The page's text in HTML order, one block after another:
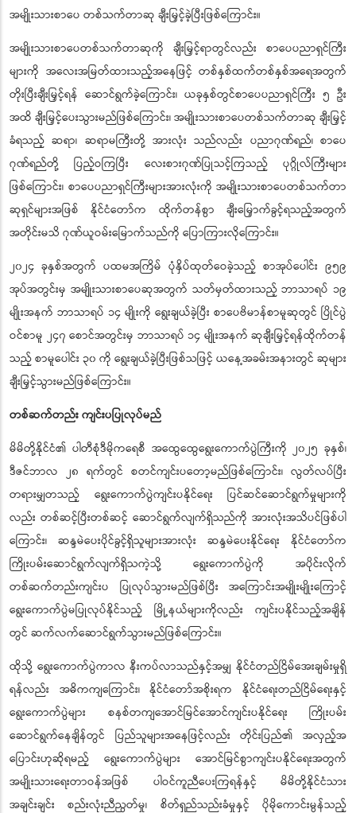
ချီးမြှင့်ပေးအပ်ခဲ့ကြောင်း၊ ယခင်နှစ်အထိ စာပေပညာရှင်ကြီး (၄၈)ဦးကို
အမျိုးသားစာပေတစ်သက်တာဆုကို ချီးမြှင့်ရာတွင်လည်း စာပေပညာရှင်ကြီး
များကို အလေးအမြတ်ထားသည့်အနေဖြင့် တစ်နှစ်ထက်တစ်နှစ်အရေအတွက်
တိုးပြီးချီးမြှင့်ရန် ဆောင်ရွက်ခဲ့ကြောင်း၊ ယခုနှစ်တွင်စာပေပညာရှင်ကြီး ၅ ဦး
အထိ ချီးမြှင့်ပေးသွားမည်ဖြစ်ကြောင်း၊ အမျိုးသားစာပေတစ်သက်တာဆု ချီးမြှင့်
ခံရသည့် ဆရာ၊ ဆရာမကြီးတို့ အားလုံး သည်လည်း ပညာဂုဏ်ရည်၊ စာပေ
ဂုဏ်ရည်တို့ ပြည့်ဝကြပြီး လေးစားဂုဏ်ပြုသင့်ကြသည့် ပုဂ္ဂိုလ်ကြီးများ
ဖြစ်ကြောင်း၊ စာပေပညာရှင်ကြီးများအားလုံးကို အမျိုးသားစာပေတစ်သက်တာ
ဆုရှင်များအဖြစ် နိုင်ငံတော်က ထိုက်တန်စွာ ချီးမြှောက်ခွင့်ရသည့်အတွက်
၂၀၂၄ ခုနှစ်အတွက် ပထမအကြိမ် ပုံနှိပ်ထုတ်ဝေခဲ့သည့် စာအုပ်ပေါင်း ၉၅၉
အုပ်အတွင်းမှ အမျိုးသားစာပေဆုအတွက် သတ်မှတ်ထားသည့် ဘာသာရပ် ၁၉
မျိုးအနက် ဘာသာရပ် ၁၄ မျိုးကို ရွေးချယ်ခဲ့ပြီး စာပေဗိမာန်စာမူဆုတွင် ပြိုင်ပွဲ
ဝင်စာမူ ၂၄၇ စောင်အတွင်းမှ ဘာသာရပ် ၁၄ မျိုးအနက် ဆုချီးမြှင့်ရန်ထိုက်တန်
သည့် စာမူပေါင်း ၃၀ ကို ရွေးချယ်ခဲ့ပြီးဖြစ်သဖြင့် ယနေ့အခမ်းအနားတွင် ဆုများ
မိမိတို့နိုင်ငံ၏ ပါတီစုံဒီမိုကရေစီ အထွေထွေရွေးကောက်ပွဲကြီးကို ၂၀၂၅ ခုနှစ်၊
ဒီဇင်ဘာလ ၂၈ ရက်တွင် စတင်ကျင်းပတော့မည်ဖြစ်ကြောင်း၊ လွတ်လပ်ပြီး
တရားမျှတသည့် ရွေးကောက်ပွဲကျင်းပနိုင်ရေး ပြင်ဆင်ဆောင်ရွက်မှုများကို
လည်း တစ်ဆင့်ပြီးတစ်ဆင့် ဆောင်ရွက်လျက်ရှိသည်ကို အားလုံးအသိပင်ဖြစ်ပါ
ကြောင်း၊ ဆန္ဒမဲပေးပိုင်ခွင့်ရှိသူများအားလုံး ဆန္ဒမဲပေးနိုင်ရေး နိုင်ငံတော်က
ကြိုးပမ်းဆောင်ရွက်လျက်ရှိသကဲ့သို့ ရွေးကောက်ပွဲကို အပိုင်းလိုက်
တစ်ဆက်တည်းကျင်းပ ပြုလုပ်သွားမည်ဖြစ်ပြီး အကြောင်းအမျိုးမျိုးကြောင့်
ရွေးကောက်ပွဲမပြုလုပ်နိုင်သည့် မြို့နယ်များကိုလည်း ကျင်းပနိုင်သည့်အချိန်
ထိုသို့ ရွေးကောက်ပွဲကာလ နီးကပ်လာသည်နှင့်အမျှ နိုင်ငံတည်ငြိမ်အေးချမ်းမှုရှိ
ရန်လည်း အဓိကကျကြောင်း၊ နိုင်ငံတော်အစိုးရက နိုင်ငံရေးတည်ငြိမ်ရေးနှင့်
ရွေးကောက်ပွဲများ စနစ်တကျအောင်မြင်အောင်ကျင်းပနိုင်ရေး
ကြိုးပမ်း
ဆောင်ရွက်နေချိန်တွင် ပြည်သူများအနေဖြင့်လည်း တိုင်းပြည်၏ အလှည့်အ
ပြောင်းဟုဆိုရမည့် ရွေးကောက်ပွဲများ အောင်မြင်စွာကျင်းပနိုင်ရေးအတွက်
အမျိုးသားရေးတာဝန်အဖြစ် ပါဝင်ကူညီပေးကြရန်နှင့် မိမိတို့နိုင်ငံသား